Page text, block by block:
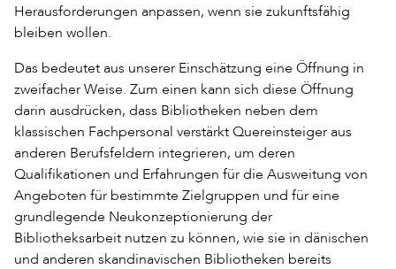
Herausforderungen anpassen, wenn sie zukunftsfähig
bleiben wollen.
Das bedeutet aus unserer Einschätzung eine Öffnung in
zweifacher Weise. Zum einen kann sich diese Öffnung
darin ausdrücken, dass Bibliotheken neben dem
klassischen Fachpersonal verstärkt Quereinsteiger aus
anderen Berufsfeldern integrieren, um deren
Qualifikationen und Erfahrungen für die Ausweitung von
Angeboten für bestimmte Zielgruppen und für eine
grundlegende Neukonzeptionierung der
Bibliotheksarbeit nutzen zu können, wie sie in dänischen
und anderen skandinavischen Bibliotheken bereits